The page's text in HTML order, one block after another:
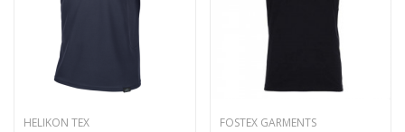
HELIKON TEX FOSTEX GARMENTS